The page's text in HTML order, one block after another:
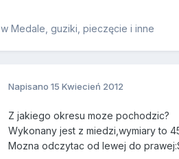
w Medale, guziki, pieczęcie i inne
Napisano 15 Kwiecień 2012
Z jakiego okresu moze pochodzic?
Wykonany jest z miedzi,wymiary to
Mozna odczytac od lewej do